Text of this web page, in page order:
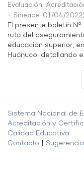
Evaluación,
- Sineace, 01/04/2022)
El presente boletín
ruta del
educación superior,
Huánuco, detallando
Sistema Nacional de
Acreditación y
Calidad Educativa
Contacto